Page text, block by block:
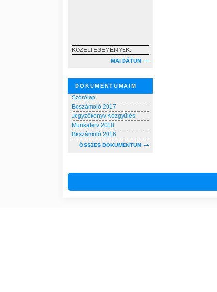
KÖZELI ESEMÉNYEK:
MAI DÁTUM
DOKUMENTUMAIM
Szórólap
Beszámoló 2017
Jegyzőkönyv Közgyűlés
Munkaterv 2018
Beszámoló 2016
ÖSSZES DOKUMENTUM